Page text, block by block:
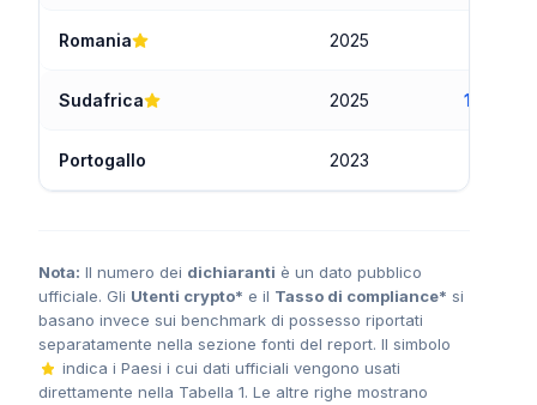
Romania 2025
Sudafrica 2025 17,000
Portogallo 2023
Nota: Il numero dei dichiaranti è un dato pubblico
ufficiale. Gli Utenti crypto* e il Tasso di compliance* si
basano invece sui benchmark di possesso riportati
separatamente nella sezione fonti del report. Il simbolo
indica i Paesi i cui dati ufficiali vengono usati
direttamente nella Tabella 1. Le altre righe mostrano